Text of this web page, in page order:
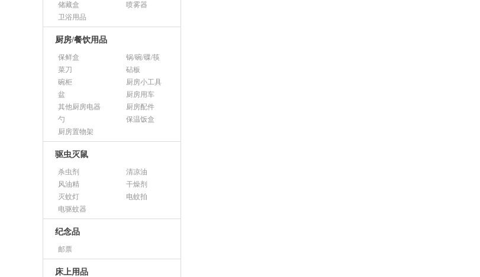
储藏盒
喷雾器
卫浴用品
厨房/餐饮用品
保鲜盒
锅/碗/碟/筷
菜刀
砧板
碗柜
厨房小工具
盆
厨房用车
其他厨房电器
厨房配件
勺
保温饭盒
厨房置物架
驱虫灭鼠
杀虫剂
清凉油
风油精
干燥剂
灭蚊灯
电蚊拍
电驱蚊器
纪念品
邮票
床上用品